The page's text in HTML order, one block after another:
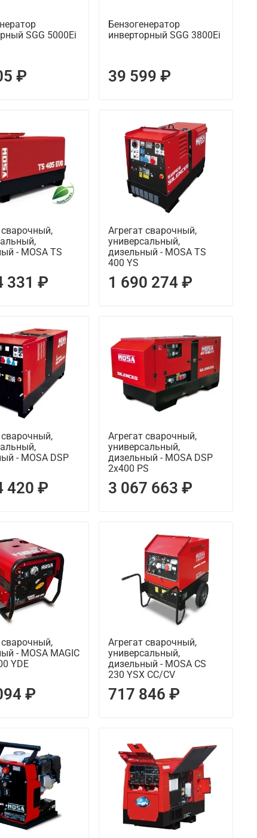
SGG 5000Ei
₽
Бензогенератор
инверторный SGG 3800Ei
39 599 ₽
сварочный,
- MOSA TS
331 ₽
Агрегат сварочный,
универсальный,
дизельный - MOSA TS
400 YS
1 690 274 ₽
сварочный,
- MOSA DSP
420 ₽
Агрегат сварочный,
универсальный,
дизельный - MOSA DSP
2x400 PS
3 067 663 ₽
сварочный,
- MOSA MAGIC
YDE
₽
Агрегат сварочный,
универсальный,
дизельный - MOSA CS
230 YSX CC/CV
717 846 ₽